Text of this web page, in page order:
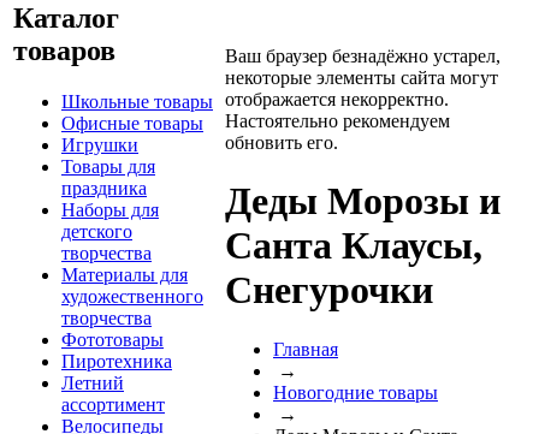
Каталог
товаров
Школьные товары
Офисные товары
Игрушки
Товары для
праздника
Наборы для
детского
творчества
Материалы для
художественного
творчества
Фототовары
Пиротехника
Летний
ассортимент
Велосипеды
Ваш браузер безнадёжно устарел,
некоторые элементы сайта могут
отображается некорректно.
Настоятельно рекомендуем
обновить его.
Деды Морозы и
Санта Клаусы,
Снегурочки
Главная
→
Новогодние товары
→